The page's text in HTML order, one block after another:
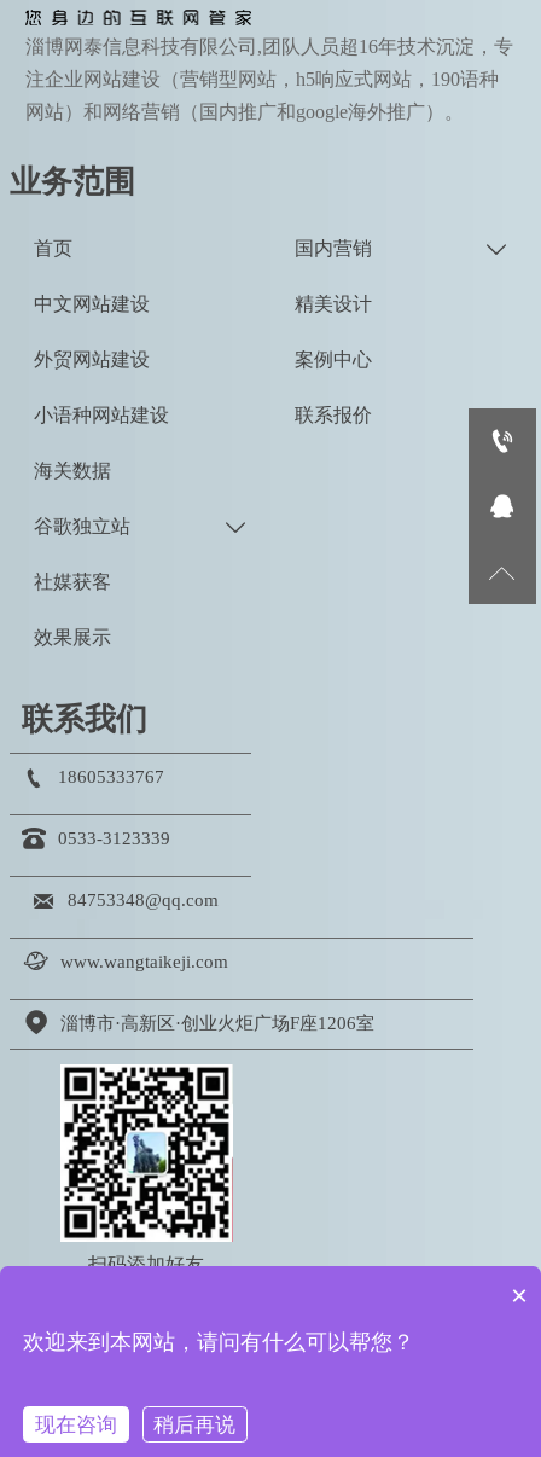
淄博网泰信息科技有限公司,团队人员超16年技术沉淀，专
注企业网站建设（营销型网站，h5响应式网站，190语种
网站）和网络营销（国内推广和google海外推广）。
业务范围
首页
中文网站建设
外贸网站建设
小语种网站建设
海关数据
谷歌独立站 
社媒获客
效果展示
国内营销 
精美设计
案例中心
联系报价
联系我们
 18605333767
 0533-3123339
 84753348@qq.com
 www.wangtaikeji.com
 淄博市·高新区·创业火炬广场F座1206室
扫码添加好友
鲁公网安备 37039002000615号



×
欢迎来到本网站，请问有什么可以帮您？
现在咨询 稍后再说